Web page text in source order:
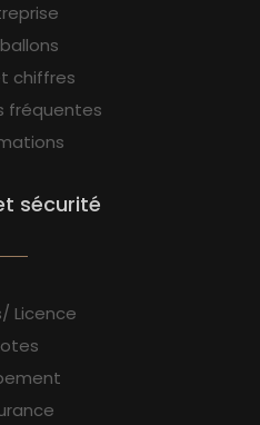
chiffres
fréquentes
sécurité
Licence